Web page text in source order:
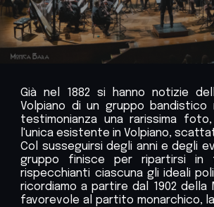
Già nel 1882 si hanno notizie
Volpiano di un gruppo bandistico
testimonianza una rarissima
l'unica esistente in Volpiano,
Col susseguirsi degli anni e degli
gruppo finisce per ripartirsi in
rispecchianti ciascuna gli ideali
ricordiamo a partire dal 1902 della
favorevole al partito monarchico,